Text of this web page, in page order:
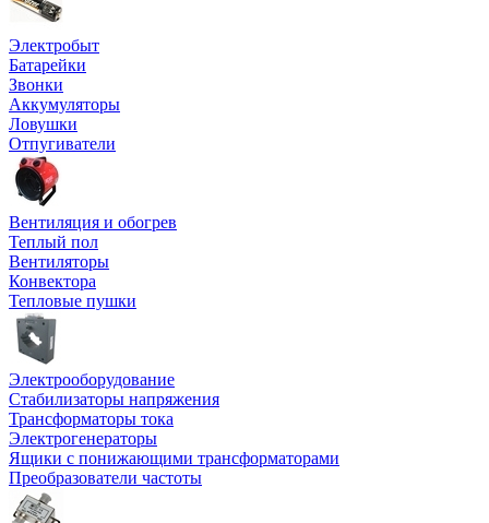
Электробыт
Батарейки
Звонки
Аккумуляторы
Ловушки
Отпугиватели
Вентиляция и обогрев
Теплый пол
Вентиляторы
Конвектора
Тепловые пушки
Электрооборудование
Стабилизаторы напряжения
Трансформаторы тока
Электрогенераторы
Ящики с понижающими трансформаторами
Преобразователи частоты